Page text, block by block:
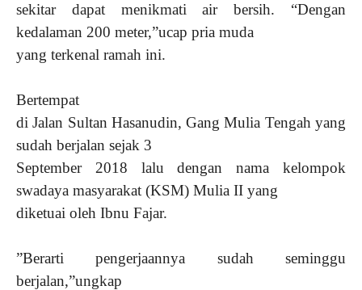
sekitar dapat menikmati air bersih. “Dengan
kedalaman 200 meter,”ucap pria muda
yang terkenal ramah ini.
Bertempat
di Jalan Sultan Hasanudin, Gang Mulia Tengah yang
sudah berjalan sejak 3
September 2018 lalu dengan nama kelompok
swadaya masyarakat (KSM) Mulia II yang
diketuai oleh Ibnu Fajar.
”Berarti pengerjaannya sudah seminggu
berjalan,”ungkap